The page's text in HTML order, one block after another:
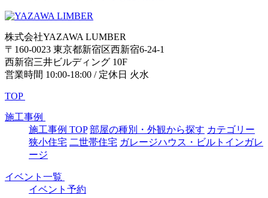
株式会社YAZAWA LUMBER
〒160-0023 東京都新宿区西新宿6-24-1
西新宿三井ビルディング 10F
営業時間 10:00-18:00 / 定休日 火水
TOP
施工事例
施工事例 TOP 部屋の種別・外観から探す カテゴリー
狭小住宅 二世帯住宅 ガレージハウス・ビルトインガレ
ージ
イベント一覧
イベント予約